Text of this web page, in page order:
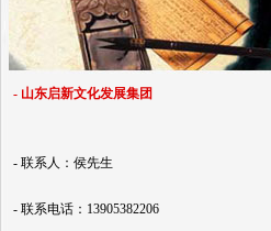
- 山东启新文化发展集团
- 联系人：侯先生
- 联系电话：13905382206